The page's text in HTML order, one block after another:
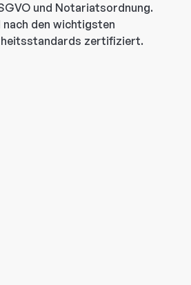
und Notariatsordnung.
den wichtigsten
zertifiziert.